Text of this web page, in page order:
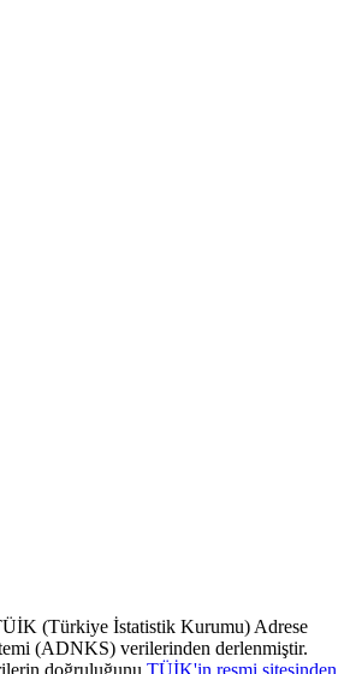
(Türkiye İstatistik Kurumu) Adrese
(ADNKS) verilerinden derlenmiştir.
doğruluğunu TÜİK'in resmi sitesinden